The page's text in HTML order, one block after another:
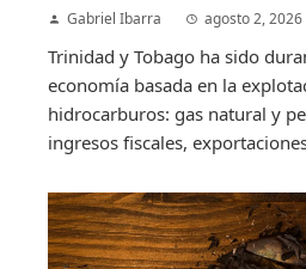
Gabriel Ibarra agosto 2, 2026
Trinidad y Tobago ha sido
economía basada en la
hidrocarburos: gas natural y
ingresos fiscales,